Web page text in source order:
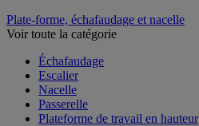
Plate-forme, échafaudage et nacelle
Voir toute la catégorie
Échafaudage
Escalier
Nacelle
Passerelle
Plateforme de travail en hauteur